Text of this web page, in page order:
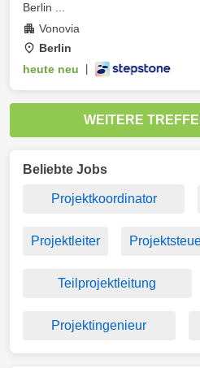
Berlin ...
Vonovia
Berlin
heute neu
WEITERE
Beliebte Jobs
Projektkoordinator
Projektleiter
Teilprojektleitung
Projektingenieur